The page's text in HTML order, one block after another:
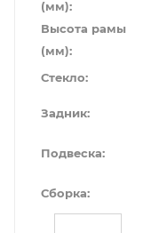
(мм):
Высота рамы
(мм):
Стекло:
Задник:
Подвеска:
Сборка: